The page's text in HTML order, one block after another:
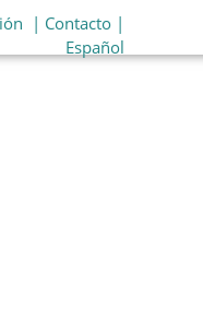
| Contacto |
Español